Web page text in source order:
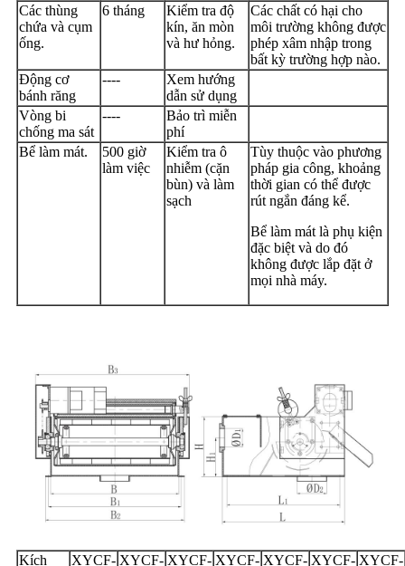
Các thùng
chứa và cụm
ống.
6 tháng
Kiểm tra độ
kín, ăn mòn
và hư hỏng.
Các chất có hại cho
môi trường không được
phép xâm nhập trong
bất kỳ trường hợp nào.
Động cơ
bánh răng
----
Xem hướng
dẫn sử dụng
Vòng bi
chống ma sát
----
Bảo trì miễn
phí
Bể làm mát.
500 giờ
làm việc
Kiểm tra ô
nhiễm (cặn
bùn) và làm
sạch
Tùy thuộc vào phương
pháp gia công, khoảng
thời gian có thể được
rút ngắn đáng kể.
Bể làm mát là phụ kiện
đặc biệt và do đó
không được lắp đặt ở
mọi nhà máy.
Kích XYCF- XYCF- XYCF- XYCF- XYCF- XYCF- XYCF-